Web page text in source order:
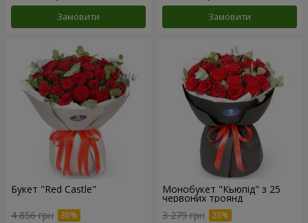
Замовити Замовити
Букет "Red Castle"
4 856 грн
Монобукет "Кьюпід" з 25
червоних троянд
3 279 грн